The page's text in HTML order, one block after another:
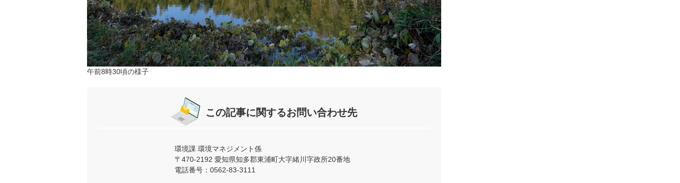
午前8時30頃の様子
この記事に関するお問い合わせ先
環境課 環境マネジメント係
〒470-2192 愛知県知多郡東浦町大字緒川字政所20番地
電話番号：0562-83-3111